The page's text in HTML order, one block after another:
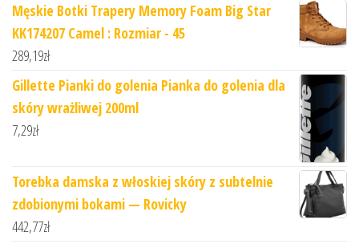
Męskie Botki Trapery Memory Foam Big Star
KK174207 Camel : Rozmiar - 45
289,19zł
Gillette Pianki do golenia Pianka do golenia dla
skóry wrażliwej 200ml
7,29zł
Torebka damska z włoskiej skóry z subtelnie
zdobionymi bokami — Rovicky
442,77zł